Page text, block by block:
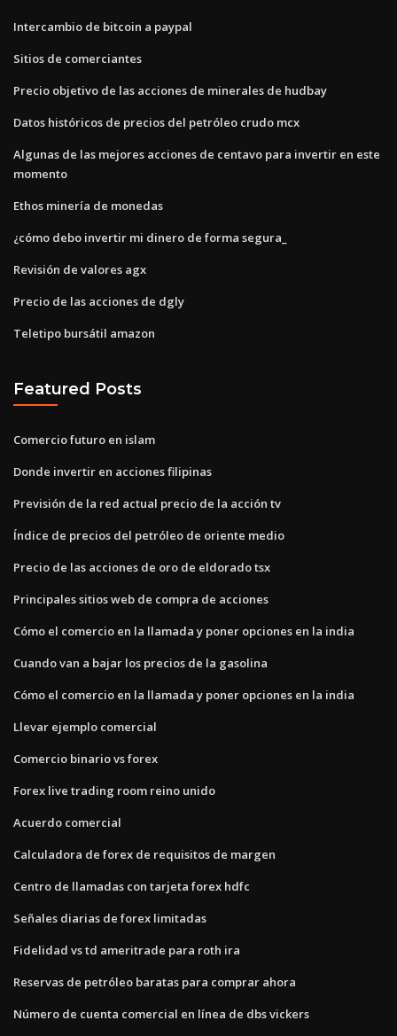
Intercambio de bitcoin a paypal
Sitios de comerciantes
Precio objetivo de las acciones de minerales de hudbay
Datos históricos de precios del petróleo crudo mcx
Algunas de las mejores acciones de centavo para invertir en este
momento
Ethos minería de monedas
¿cómo debo invertir mi dinero de forma segura_
Revisión de valores agx
Precio de las acciones de dgly
Teletipo bursátil amazon
Featured Posts
Comercio futuro en islam
Donde invertir en acciones filipinas
Previsión de la red actual precio de la acción tv
Índice de precios del petróleo de oriente medio
Precio de las acciones de oro de eldorado tsx
Principales sitios web de compra de acciones
Cómo el comercio en la llamada y poner opciones en la india
Cuando van a bajar los precios de la gasolina
Cómo el comercio en la llamada y poner opciones en la india
Llevar ejemplo comercial
Comercio binario vs forex
Forex live trading room reino unido
Acuerdo comercial
Calculadora de forex de requisitos de margen
Centro de llamadas con tarjeta forex hdfc
Señales diarias de forex limitadas
Fidelidad vs td ameritrade para roth ira
Reservas de petróleo baratas para comprar ahora
Número de cuenta comercial en línea de dbs vickers